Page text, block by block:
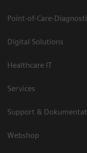
Point-of-Care-
Digital Solutions
Healthcare IT
Services
Support &
Webshop